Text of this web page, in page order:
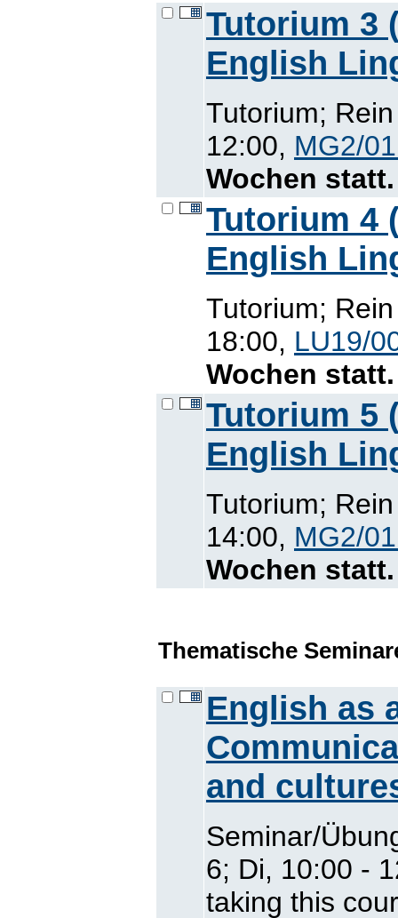
Tutorium 3
English
Tutorium;
12:00, MG2/
Wochen
Tutorium 4
English
Tutorium;
18:00, LU19/
Wochen
Tutorium 5
English
Tutorium;
14:00, MG2/
Wochen
Thematische
English as
and
Seminar/
6; Di, 10:00 -
taking this